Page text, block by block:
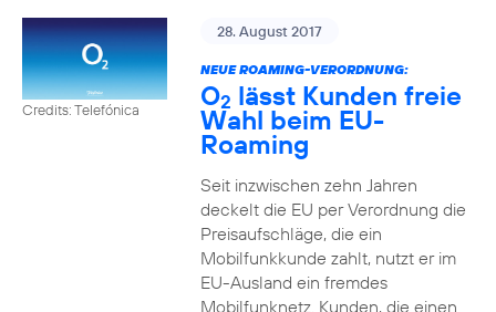
Credits: Telefónica
28. August 2017
NEUE ROAMING-VERORDNUNG:
O2 lässt Kunden freie
Wahl beim EU-
Roaming
Seit inzwischen zehn Jahren
deckelt die EU per Verordnung die
Preisaufschläge, die ein
Mobilfunkkunde zahlt, nutzt er im
EU-Ausland ein fremdes
Mobilfunknetz. Kunden, die einen